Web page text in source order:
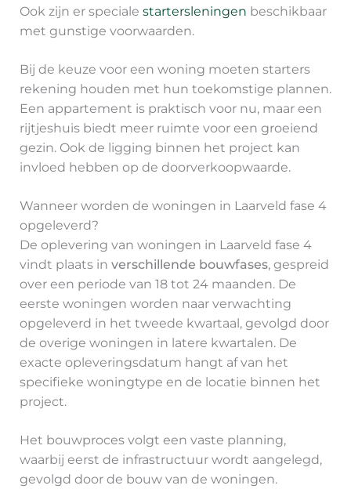
Ook zijn er speciale startersleningen beschikbaar
met gunstige voorwaarden.
Bij de keuze voor een woning moeten starters
rekening houden met hun toekomstige plannen.
Een appartement is praktisch voor nu, maar een
rijtjeshuis biedt meer ruimte voor een groeiend
gezin. Ook de ligging binnen het project kan
invloed hebben op de doorverkoopwaarde.
Wanneer worden de woningen in Laarveld fase 4
opgeleverd?
De oplevering van woningen in Laarveld fase 4
vindt plaats in verschillende bouwfases, gespreid
over een periode van 18 tot 24 maanden. De
eerste woningen worden naar verwachting
opgeleverd in het tweede kwartaal, gevolgd door
de overige woningen in latere kwartalen. De
exacte opleveringsdatum hangt af van het
specifieke woningtype en de locatie binnen het
project.
Het bouwproces volgt een vaste planning,
waarbij eerst de infrastructuur wordt aangelegd,
gevolgd door de bouw van de woningen.